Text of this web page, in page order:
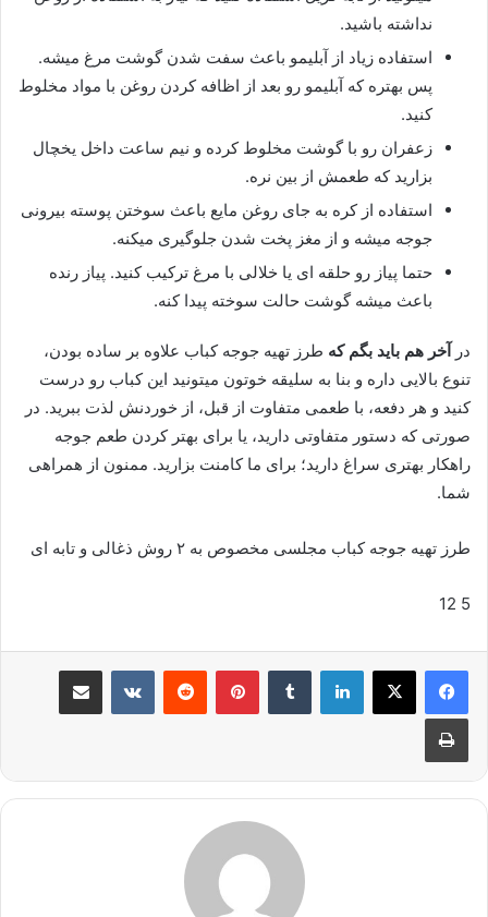
نداشته باشید.
استفاده زیاد از آبلیمو باعث سفت شدن گوشت مرغ میشه.
پس بهتره که آبلیمو رو بعد از اظافه کردن روغن با مواد مخلوط
کنید.
زعفران رو با گوشت مخلوط کرده و نیم ساعت داخل یخچال
بزارید که طعمش از بین نره.
استفاده از کره به جای روغن مایع باعث سوختن پوسته بیرونی
جوجه میشه و از مغز پخت شدن جلوگیری میکنه.
حتما پیاز رو حلقه ای یا خلالی با مرغ ترکیب کنید. پیاز رنده
باعث میشه گوشت حالت سوخته پیدا کنه.
در آخر هم باید بگم که طرز تهیه جوجه کباب علاوه بر ساده بودن،
تنوع بالایی داره و بنا به سلیقه خوتون میتونید این کباب رو درست
کنید و هر دفعه، با طعمی متفاوت از قبل، از خوردنش لذت ببرید. در
صورتی که دستور متفاوتی دارید، یا برای بهتر کردن طعم جوجه
راهکار بهتری سراغ دارید؛ برای ما کامنت بزارید. ممنون از همراهی
شما.
طرز تهیه جوجه کباب مجلسی مخصوص به ۲ روش ذغالی و تابه ای
5
12
لینکدین ‫تامبلر پینترست‫رددیت ‫VKontakteاشتراک گذاری از طریق ایمیل
چاپ